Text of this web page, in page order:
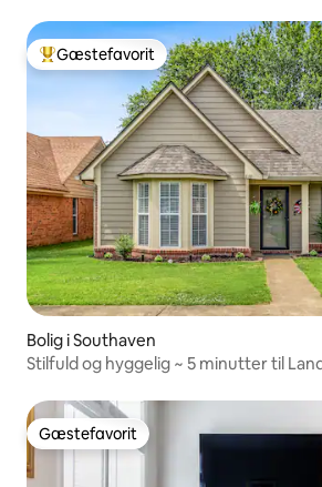
Bedste gæstefavorit
Gæstefavorit
Bolig i Southaven
Stilfuld og hyggelig ~ 5 minutter til
Gæstefavorit
Gæstefavorit